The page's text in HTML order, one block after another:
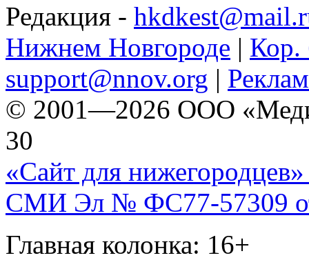
Редакция -
Нижнем Новгороде | Кор.
support@nnov.org |
© 2001—2026 ООО
30
«Сайт для нижегородцев»
СМИ Эл № ФС77-57309
Главная колонка: 16+